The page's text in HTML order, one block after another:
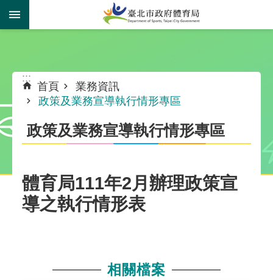
跳到主要內容區塊
:::
首頁
業務資訊
政策及業務宣導執行情形專區
政策及業務宣導執行情形專區
體育局111年2月辦理政策宣
導之執行情形表
相關檔案